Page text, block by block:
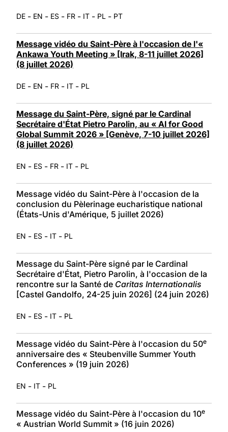
DE - EN - ES - FR - IT - PL - PT
Message vidéo du Saint-Père à l'occasion de l'«
Ankawa Youth Meeting » [Irak, 8-11 juillet 2026]
(8 juillet 2026)
DE - EN - FR - IT - PL
Message du Saint-Père, signé par le Cardinal
Secrétaire d'État Pietro Parolin, au « AI for Good
Global Summit 2026 » [Genève, 7-10 juillet 2026]
(8 juillet 2026)
EN - ES - FR - IT - PL
Message vidéo du Saint-Père à l'occasion de la
conclusion du Pèlerinage eucharistique national
(États-Unis d'Amérique, 5 juillet 2026)
EN - ES - IT - PL
Message du Saint-Père signé par le Cardinal
Secrétaire d'État, Pietro Parolin, à l'occasion de la
rencontre sur la Santé de Caritas Internationalis
[Castel Gandolfo, 24-25 juin 2026] (24 juin 2026)
EN - ES - IT - PL
Message vidéo du Saint-Père à l'occasion du 50e
anniversaire des « Steubenville Summer Youth
Conferences » (19 juin 2026)
EN - IT - PL
Message vidéo du Saint-Père à l'occasion du 10e
« Austrian World Summit » (16 juin 2026)